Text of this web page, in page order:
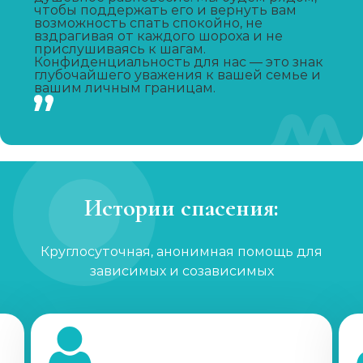
Капельница от похмелья
от 1 100 ₽
Лечение женского алкоголизма
Кодирование гипнозом
Записаться
Кодирование Двойной блок
от 4 650 ₽
чтобы поддержать его и вернуть вам
возможность спать спокойно, не
вздрагивая от каждого шороха и не
прислушиваясь к шагам.
Конфиденциальность для нас — это знак
глубочайшего уважения к вашей семье и
вашим личным границам.
Истории спасения:
Круглосуточная, анонимная помощь для
зависимых и созависимых